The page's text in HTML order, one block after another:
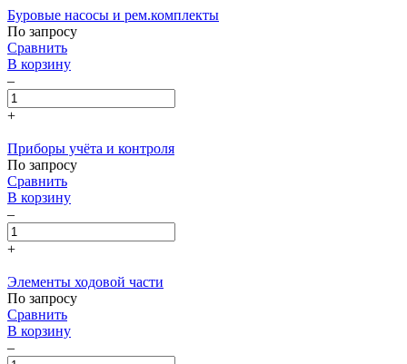
Буровые насосы и рем.комплекты
По запросу
Сравнить
В корзину
–
+
Приборы учёта и контроля
По запросу
Сравнить
В корзину
–
+
Элементы ходовой части
По запросу
Сравнить
В корзину
–